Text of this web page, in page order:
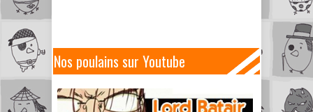
Nos poulains sur Youtube